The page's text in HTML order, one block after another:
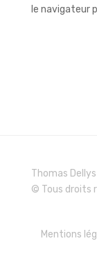
le navigateur
Thomas
© Tous droits
Mentions